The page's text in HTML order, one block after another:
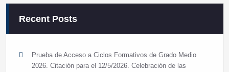
Recent Posts
Prueba de Acceso a Ciclos Formativos de Grado Medio
2026. Citación para el 12/5/2026. Celebración de las